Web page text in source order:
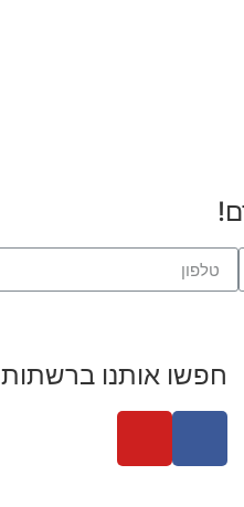
חפשו אותנו ברשתות